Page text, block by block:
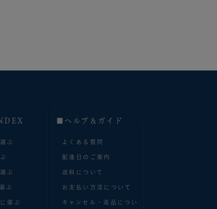
ぶ
ぶ
ぶ
選ぶ
■へルプ＆ガイド
よくある質問
配達日のご案内
送料について
お支払い方法について
キャンセル・返品につい